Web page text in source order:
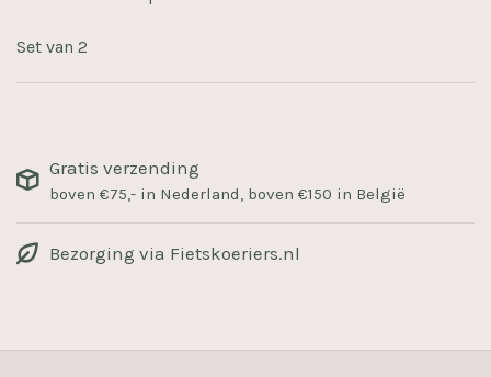
Set van 2
Gratis verzending
boven €75,- in Nederland, boven €150 in België
Bezorging via Fietskoeriers.nl